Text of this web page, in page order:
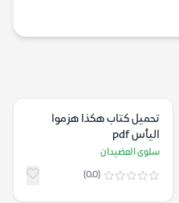
تحميل كتاب هكذا هزموا
اليأس pdf
سلوى العضيدان
(0.0)